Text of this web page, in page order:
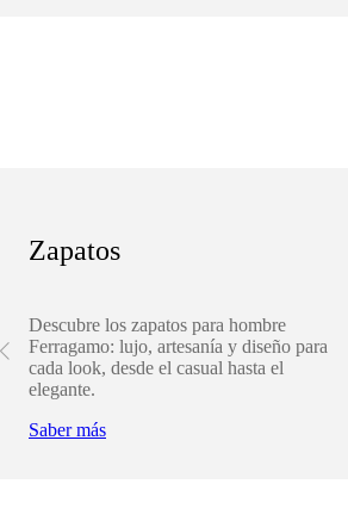
Zapatos
Descubre los zapatos para hombre
Ferragamo: lujo, artesanía y diseño para
cada look, desde el casual hasta el
elegante.
Saber más